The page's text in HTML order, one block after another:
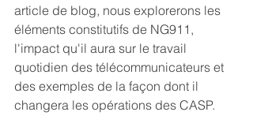
article de blog, nous explorerons les
éléments constitutifs de NG911,
l'impact qu'il aura sur le travail
quotidien des télécommunicateurs et
des exemples de la façon dont il
changera les opérations des CASP.